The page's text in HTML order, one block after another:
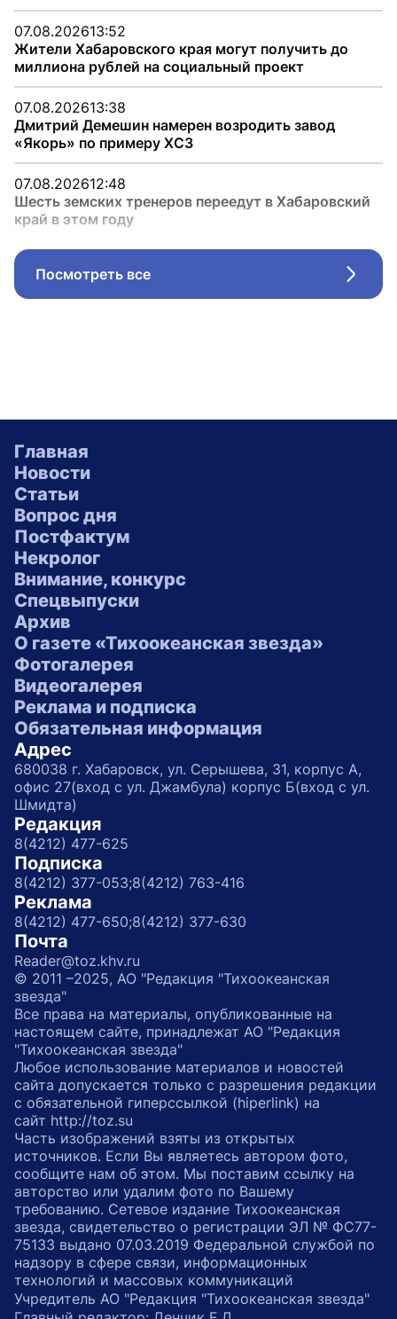
07.08.202613:52
Жители Хабаровского края могут получить до
миллиона рублей на социальный проект
07.08.202613:38
Дмитрий Демешин намерен возродить завод
«Якорь» по примеру ХСЗ
07.08.202612:48
Шесть земских тренеров переедут в Хабаровский
край в этом году
Посмотреть все
Главная
Новости
Статьи
Вопрос дня
Постфактум
Некролог
Внимание, конкурс
Спецвыпуски
Архив
О газете «Тихоокеанская звезда»
Фотогалерея
Видеогалерея
Реклама и подписка
Обязательная информация
Адрес
680038 г. Хабаровск, ул. Серышева, 31, корпус А,
офис 27(вход с ул. Джамбула) корпус Б(вход с ул.
Шмидта)
Редакция
8(4212) 477-625
Подписка
8(4212) 377-053;8(4212) 763-416
Реклама
8(4212) 477-650;8(4212) 377-630
Почта
Reader@toz.khv.ru
© 2011 –2025, АО "Редакция "Тихоокеанская
звезда"
Все права на материалы, опубликованные на
настоящем сайте, принадлежат АО "Редакция
"Тихоокеанская звезда"
Любое использование материалов и новостей
сайта допускается только с разрешения редакции
с обязательной гиперссылкой (hiperlink) на
сайт http://toz.su
Часть изображений взяты из открытых
источников. Если Вы являетесь автором фото,
сообщите нам об этом. Мы поставим ссылку на
авторство или удалим фото по Вашему
требованию. Сетевое издание Тихоокеанская
звезда, свидетельство о регистрации ЭЛ № ФС77-
75133 выдано 07.03.2019 Федеральной службой по
надзору в сфере связи, информационных
технологий и массовых коммуникаций
Учредитель АО "Редакция "Тихоокеанская звезда"